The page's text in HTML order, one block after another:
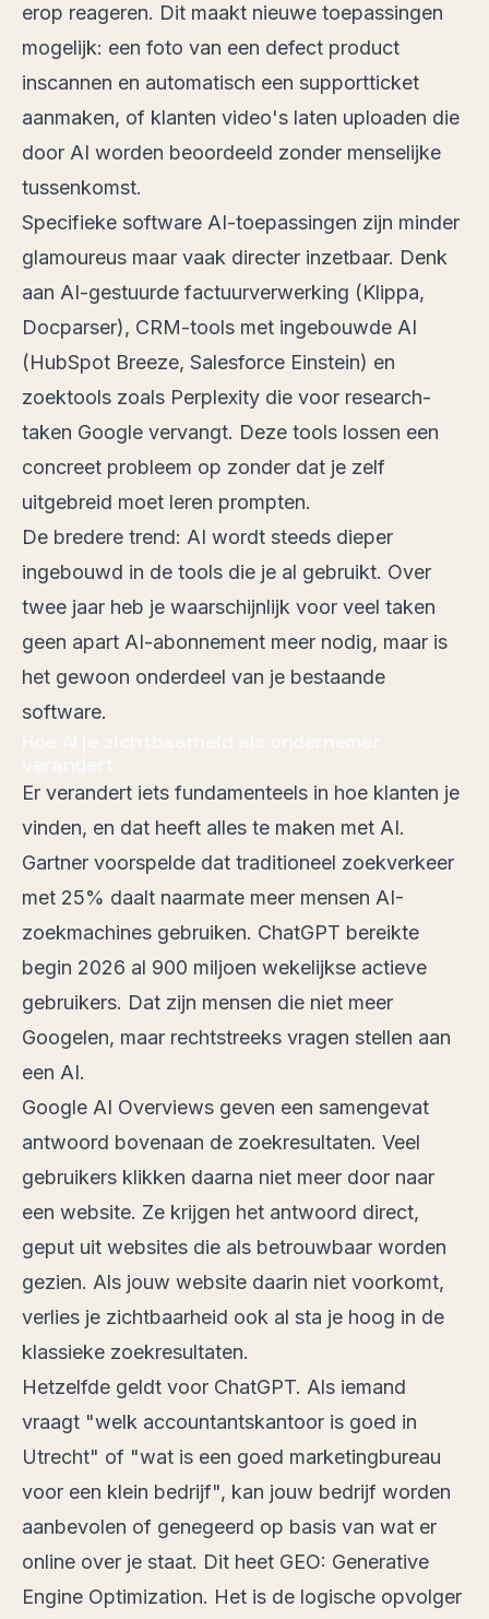
erop reageren. Dit maakt nieuwe toepassingen
mogelijk: een foto van een defect product
inscannen en automatisch een supportticket
aanmaken, of klanten video's laten uploaden die
door AI worden beoordeeld zonder menselijke
tussenkomst.
Specifieke software AI-toepassingen zijn minder
glamoureus maar vaak directer inzetbaar. Denk
aan AI-gestuurde factuurverwerking (Klippa,
Docparser), CRM-tools met ingebouwde AI
(HubSpot Breeze, Salesforce Einstein) en
zoektools zoals Perplexity die voor research-
taken Google vervangt. Deze tools lossen een
concreet probleem op zonder dat je zelf
uitgebreid moet leren prompten.
De bredere trend: AI wordt steeds dieper
ingebouwd in de tools die je al gebruikt. Over
twee jaar heb je waarschijnlijk voor veel taken
geen apart AI-abonnement meer nodig, maar is
het gewoon onderdeel van je bestaande
software.
Er verandert iets fundamenteels in hoe klanten je
vinden, en dat heeft alles te maken met AI.
Gartner voorspelde dat traditioneel zoekverkeer
met 25% daalt naarmate meer mensen AI-
zoekmachines gebruiken. ChatGPT bereikte
begin 2026 al 900 miljoen wekelijkse actieve
gebruikers. Dat zijn mensen die niet meer
Googelen, maar rechtstreeks vragen stellen aan
een AI.
Google AI Overviews geven een samengevat
antwoord bovenaan de zoekresultaten. Veel
gebruikers klikken daarna niet meer door naar
een website. Ze krijgen het antwoord direct,
geput uit websites die als betrouwbaar worden
gezien. Als jouw website daarin niet voorkomt,
verlies je zichtbaarheid ook al sta je hoog in de
klassieke zoekresultaten.
Hetzelfde geldt voor ChatGPT. Als iemand
vraagt "welk accountantskantoor is goed in
Utrecht" of "wat is een goed marketingbureau
voor een klein bedrijf", kan jouw bedrijf worden
aanbevolen of genegeerd op basis van wat er
online over je staat. Dit heet GEO: Generative
Engine Optimization. Het is de logische opvolger